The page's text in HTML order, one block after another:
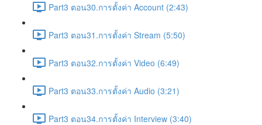
Part3 ตอน30.การตั้งค่า Account (2:43)
Part3 ตอน31.การตั้งค่า Stream (5:50)
Part3 ตอน32.การตั้งค่า Video (6:49)
Part3 ตอน33.การตั้งค่า Audio (3:21)
Part3 ตอน34.การตั้งค่า Interview (3:40)